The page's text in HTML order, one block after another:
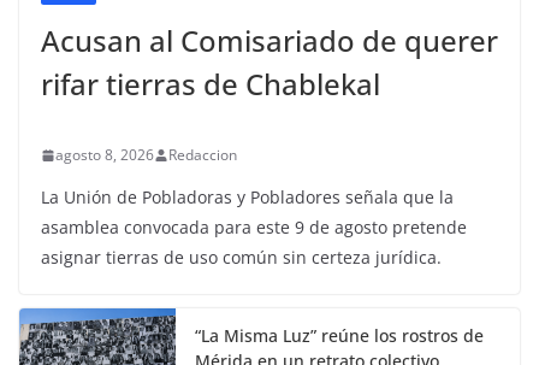
Acusan al Comisariado de querer
rifar tierras de Chablekal
agosto 8, 2026 Redaccion
La Unión de Pobladoras y Pobladores señala que la
asamblea convocada para este 9 de agosto pretende
asignar tierras de uso común sin certeza jurídica.
“La Misma Luz” reúne los rostros de